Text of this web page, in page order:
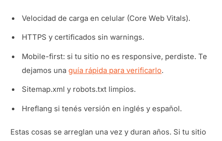
Velocidad de carga en celular (Core Web Vitals).
HTTPS y certificados sin warnings.
Mobile-first: si tu sitio no es responsive, perdiste. Te
dejamos unaguía rápida para verificarlo.
Sitemap.xml y robots.txt limpios.
Hreflang si tenés versión en inglés y español.
Estas cosas se arreglan una vez y duran años. Si tu sitio